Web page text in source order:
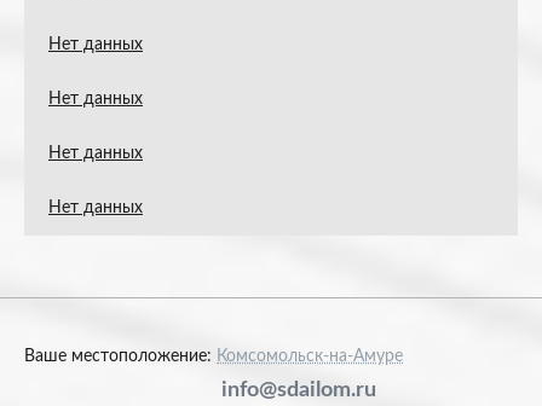
Нет данных
Нет данных
Нет данных
Нет данных
Ваше местоположение: Комсомольск-на-Амуре
info@sdailom.ru